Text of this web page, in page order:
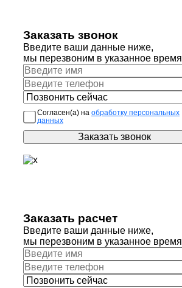
Заказать звонок
Введите ваши данные ниже,
мы перезвоним в указанное время
Согласен(а) на обработку персональных
данных
Заказать расчет
Введите ваши данные ниже,
мы перезвоним в указанное время